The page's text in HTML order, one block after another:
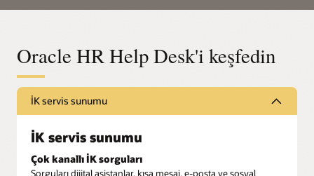
Oracle HR Help Desk'i keşfedin
İK servis sunumu
İK servis sunumu
Çok kanallı İK sorguları
Sorguları dijital asistanlar, kısa mesaj, e-posta ve sosyal